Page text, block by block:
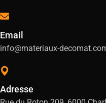
Email
info@materiaux-
Adresse